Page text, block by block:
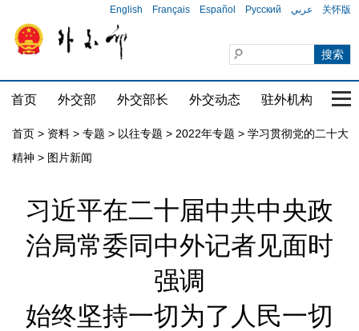
English Français Español Русский عربي 关怀版
首页 外交部 外交部长 外交动态 驻外机构 国
首页 > 资料 > 专题 > 以往专题 > 2022年专题 > 学习贯彻党的二十大
精神 > 图片新闻
习近平在二十届中共中央政
治局常委同中外记者见面时
强调
始终坚持一切为了人民一切